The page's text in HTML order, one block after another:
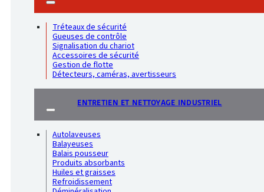
Tréteaux de sécurité
Gueuses de contrôle
Signalisation du chariot
Accessoires de sécurité
Gestion de flotte
Détecteurs, caméras, avertisseurs
ENTRETIEN ET NETTOYAGE INDUSTRIEL
Autolaveuses
Balayeuses
Balais pousseur
Produits absorbants
Huiles et graisses
Refroidissement